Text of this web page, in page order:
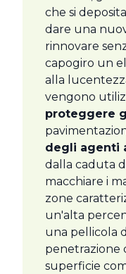
che si
dare una
rinnovare
capogiro un
alla
vengono
proteggere
degli agenti
dalla caduta
macchiare i
zone
un'alta
una pellicola
penetrazione
superficie